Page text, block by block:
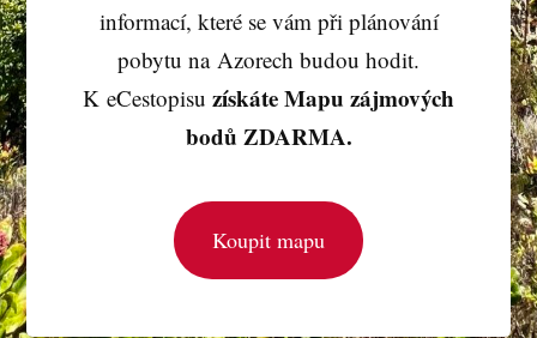
informací, které se vám při plánování
pobytu na Azorech budou hodit.
K eCestopisu získáte Mapu zájmových
bodů ZDARMA.
Koupit mapu